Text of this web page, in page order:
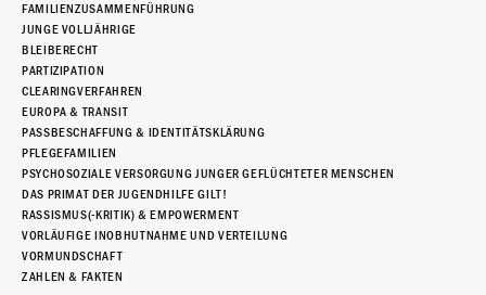
FAMILIENZUSAMMENFÜHRUNG
JUNGE VOLLJÄHRIGE
BLEIBERECHT
PARTIZIPATION
CLEARINGVERFAHREN
EUROPA & TRANSIT
PASSBESCHAFFUNG & IDENTITÄTSKLÄRUNG
PFLEGEFAMILIEN
PSYCHOSOZIALE VERSORGUNG JUNGER GEFLÜCHTETER MENSCHEN
DAS PRIMAT DER JUGENDHILFE GILT!
RASSISMUS(-KRITIK) & EMPOWERMENT
VORLÄUFIGE INOBHUTNAHME UND VERTEILUNG
VORMUNDSCHAFT
ZAHLEN & FAKTEN